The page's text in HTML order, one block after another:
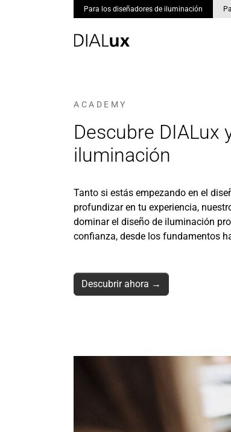
Para los diseñadores de iluminación
ACADEMY
Descubre DIALux
iluminación
Tanto si estás empezando en el
profundizar en tu experiencia,
dominar el diseño de iluminación
confianza, desde los fundamentos
Descubrir ahora →